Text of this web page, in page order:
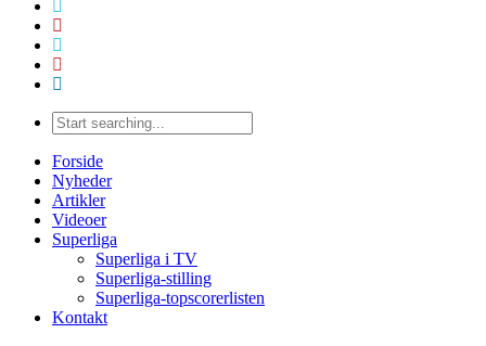
Forside
Nyheder
Artikler
Videoer
Superliga
Superliga i TV
Superliga-stilling
Superliga-topscorerlisten
Kontakt